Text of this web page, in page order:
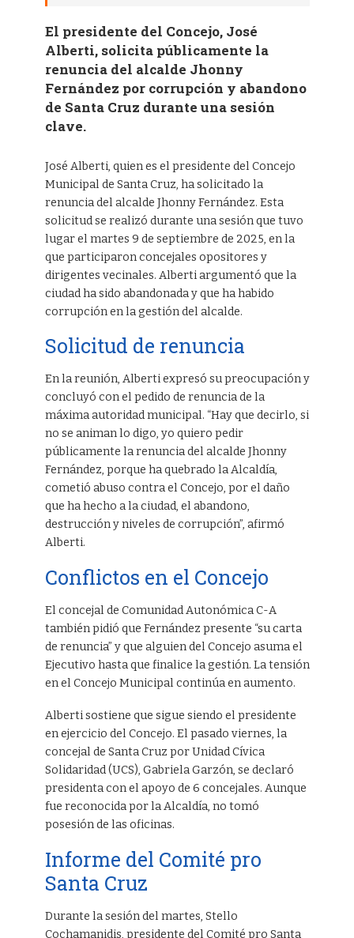
El presidente del Concejo, José
Alberti, solicita públicamente la
renuncia del alcalde Jhonny
Fernández por corrupción y abandono
de Santa Cruz durante una sesión
clave.
José Alberti, quien es el presidente del Concejo
Municipal de Santa Cruz, ha solicitado la
renuncia del alcalde Jhonny Fernández. Esta
solicitud se realizó durante una sesión que tuvo
lugar el martes 9 de septiembre de 2025, en la
que participaron concejales opositores y
dirigentes vecinales. Alberti argumentó que la
ciudad ha sido abandonada y que ha habido
corrupción en la gestión del alcalde.
Solicitud de renuncia
En la reunión, Alberti expresó su preocupación y
concluyó con el pedido de renuncia de la
máxima autoridad municipal. “Hay que decirlo, si
no se animan lo digo, yo quiero pedir
públicamente la renuncia del alcalde Jhonny
Fernández, porque ha quebrado la Alcaldía,
cometió abuso contra el Concejo, por el daño
que ha hecho a la ciudad, el abandono,
destrucción y niveles de corrupción”, afirmó
Alberti.
Conflictos en el Concejo
El concejal de Comunidad Autonómica C-A
también pidió que Fernández presente “su carta
de renuncia” y que alguien del Concejo asuma el
Ejecutivo hasta que finalice la gestión. La tensión
en el Concejo Municipal continúa en aumento.
Alberti sostiene que sigue siendo el presidente
en ejercicio del Concejo. El pasado viernes, la
concejal de Santa Cruz por Unidad Cívica
Solidaridad (UCS), Gabriela Garzón, se declaró
presidenta con el apoyo de 6 concejales. Aunque
fue reconocida por la Alcaldía, no tomó
posesión de las oficinas.
Informe del Comité pro
Santa Cruz
Durante la sesión del martes, Stello
Cochamanidis, presidente del Comité pro Santa